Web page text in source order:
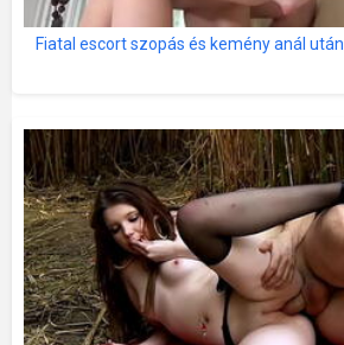
Fiatal escort szopás és kemény anál után